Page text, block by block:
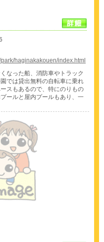
haginakakouen/index.html
なった船、消防車やトラック
では貸出無料の自転車に乗れ
スもあるので、特にのりもの
ールと屋内プールもあり、一